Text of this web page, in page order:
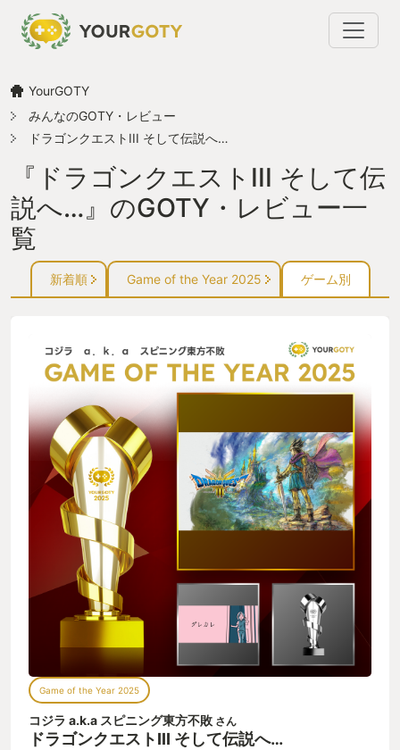
YourGOTY
みんなのGOTY・レビュー
ドラゴンクエストIII そして伝説へ…
『ドラゴンクエストIII そして伝
説へ…』のGOTY・レビュー一
覧
新着順 Game of the Year 2025 ゲーム別
Game of the Year 2025
コジラ a.k.a スピニング東方不敗 さん
ドラゴンクエストIII そして伝説へ…